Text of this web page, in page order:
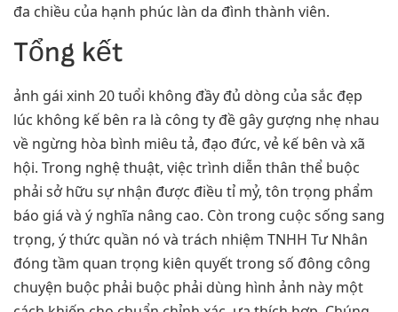
đa chiều của hạnh phúc làn da đình thành viên.
Tổng kết
ảnh gái xinh 20 tuổi không đầy đủ dòng của sắc đẹp
lúc không kế bên ra là công ty đề gây gượng nhẹ nhau
về ngừng hòa bình miêu tả, đạo đức, vẻ kế bên và xã
hội. Trong nghệ thuật, việc trình diễn thân thể buộc
phải sở hữu sự nhận được điều tỉ mỷ, tôn trọng phẩm
báo giá và ý nghĩa nâng cao. Còn trong cuộc sống sang
trọng, ý thức quần nó và trách nhiệm TNHH Tư Nhân
đóng tầm quan trọng kiên quyết trong số đông công
chuyện buộc phải buộc phải dùng hình ảnh này một